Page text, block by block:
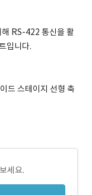
RS-422 통신을 활
입니다.
드 스테이지 선형 축
세요.